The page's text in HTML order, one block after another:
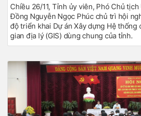
Chiều 26/11, Tỉnh ủy viên, Phó Chủ tịch
Đồng Nguyễn Ngọc Phúc chủ trì hội
độ triển khai Dự án Xây dựng Hệ thống
gian địa lý (GIS) dùng chung của tỉnh.